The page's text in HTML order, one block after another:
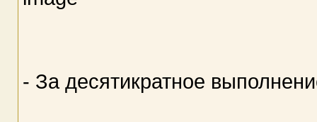
- За десятикратное